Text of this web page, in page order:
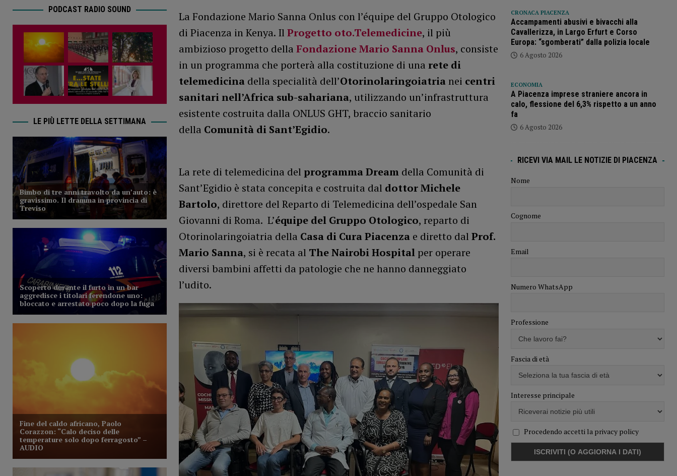
La Fondazione Mario Sanna Onlus con l’équipe del Gruppo Otologico
di Piacenza in Kenya. Il Progetto oto.Telemedicine, il più
ambizioso progetto della Fondazione Mario Sanna Onlus, consiste
in un programma che porterà alla costituzione di una rete di
telemedicinadella specialità dell’Otorinolaringoiatrianei centri
sanitari nell’Africa sub-sahariana, utilizzando un’infrastruttura
esistente costruita dalla ONLUS GHT, braccio sanitario
della Comunità di Sant’Egidio.
La rete di telemedicina del programma Dreamdella Comunità di
Sant’Egidio è stata concepita e costruita dal dottor Michele
Bartolo, direttore del Reparto di Telemedicina dell’ospedale San
Giovanni di Roma. L’équipe del Gruppo Otologico, reparto di
Otorinolaringoiatria della Casa di Cura Piacenzae diretto dal Prof.
Mario Sanna, si è recata al The Nairobi Hospitalper operare
diversi bambini affetti da patologie che ne hanno danneggiato
l’udito.
PODCAST RADIO SOUND
LE PIÙ LETTE DELLA SETTIMANA
CRONACA PIACENZA
Accampamenti abusivi e bivacchi alla
Cavallerizza, in Largo Erfurt e Corso
Europa: “sgomberati” dalla polizia locale
6 Agosto 2026
ECONOMIA
A Piacenza imprese straniere ancora in
calo, flessione del 6,3% rispetto a un anno
fa
6 Agosto 2026
RICEVI VIA MAIL LE NOTIZIE DI PIACENZA
Nome
Cognome
Email
Numero WhatsApp
Professione
Fascia di età
Interesse principale
Procedendo accetti la privacy policy